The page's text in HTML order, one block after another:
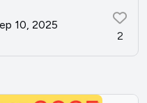
10, 2025
2